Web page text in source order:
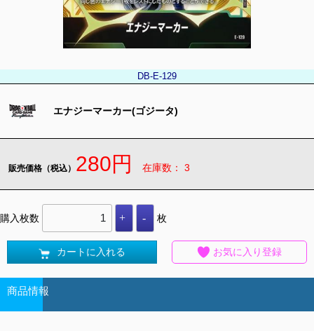
DB-E-129
エナジーマーカー(ゴジータ)
販売価格（税込） 280円 在庫数： 3
購入枚数 枚
カートに入れる お気に入り登録
商品情報